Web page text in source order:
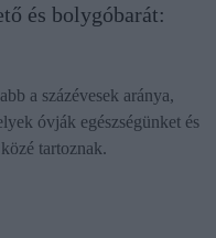
és bolygóbarát:
a százévesek aránya,
óvják egészségünket és
tartoznak.